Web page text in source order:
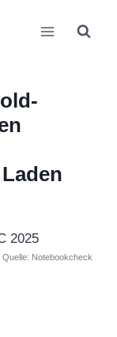
Quelle: Notebookcheck